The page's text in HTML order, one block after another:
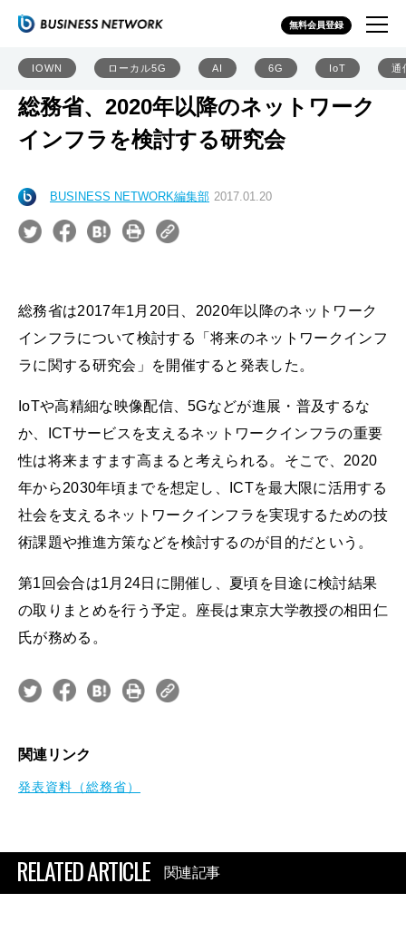
無料会員登録
IOWN ローカル5G AI 6G IoT 通
総務省、2020年以降のネットワーク
インフラを検討する研究会
BUSINESS NETWORK編集部 2017.01.20
総務省は2017年1月20日、2020年以降のネットワーク
インフラについて検討する「将来のネットワークインフ
ラに関する研究会」を開催すると発表した。
IoTや高精細な映像配信、5Gなどが進展・普及するな
か、ICTサービスを支えるネットワークインフラの重要
性は将来ますます高まると考えられる。そこで、2020
年から2030年頃までを想定し、ICTを最大限に活用する
社会を支えるネットワークインフラを実現するための技
術課題や推進方策などを検討するのが目的だという。
第1回会合は1月24日に開催し、夏頃を目途に検討結果
の取りまとめを行う予定。座長は東京大学教授の相田仁
氏が務める。
関連リンク
発表資料（総務省）
RELATED ARTICLE 関連記事